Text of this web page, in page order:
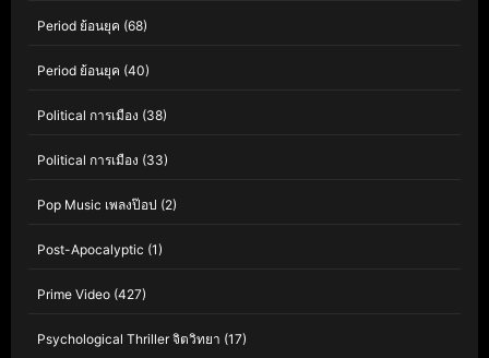
Period ย้อนยุค (68)
Period ย้อนยุค (40)
Political การเมือง (38)
Political การเมือง (33)
Pop Music เพลงป๊อป (2)
Post-Apocalyptic (1)
Prime Video (427)
Psychological Thriller จิตวิทยา (17)